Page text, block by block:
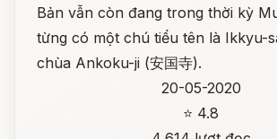
Bản vẫn còn đang trong thời kỳ
từng có một chú tiểu tên là Ikkyu-
chùa Ankoku-ji (安国寺).
20-05-2020
⭐ 4.8